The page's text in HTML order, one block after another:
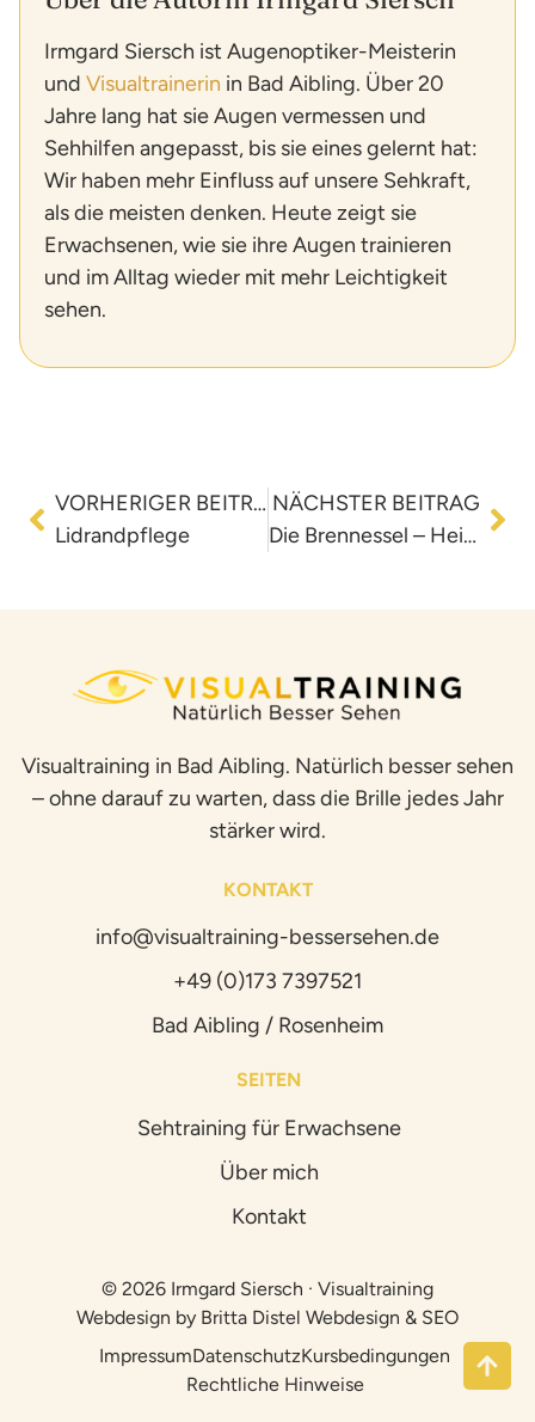
Irmgard Siersch ist Augenoptiker-Meisterin
und Visualtrainerin in Bad Aibling. Über 20
Jahre lang hat sie Augen vermessen und
Sehhilfen angepasst, bis sie eines gelernt hat:
Wir haben mehr Einfluss auf unsere Sehkraft,
als die meisten denken. Heute zeigt sie
Erwachsenen, wie sie ihre Augen trainieren
und im Alltag wieder mit mehr Leichtigkeit
sehen.
VORHERIGER BEITRAG
Lidrandpflege
NÄCHSTER BEITRAG
Die Brennessel – Heilpflanze und wahre Nährstoffbombe
Visualtraining in Bad Aibling. Natürlich besser sehen
– ohne darauf zu warten, dass die Brille jedes Jahr
stärker wird.
KONTAKT
info@visualtraining-bessersehen.de
+49 (0)173 7397521
Bad Aibling / Rosenheim
SEITEN
Sehtraining für Erwachsene
Über mich
Kontakt
© 2026 Irmgard Siersch · Visualtraining
Webdesign by Britta Distel Webdesign & SEO
ImpressumDatenschutzKursbedingungen
Rechtliche Hinweise